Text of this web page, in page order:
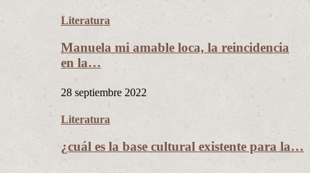
Literatura
Manuela mi amable loca, la reincidencia
en la…
28 septiembre 2022
Literatura
¿cuál es la base cultural existente para la…